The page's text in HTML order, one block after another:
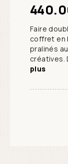
Faire
coffret en
pralinés
créatives.
plus